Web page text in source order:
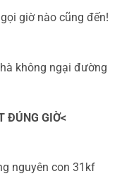
giờ nào cũng đến!
không ngại đường
GIỜ<
nguyên con 31kf